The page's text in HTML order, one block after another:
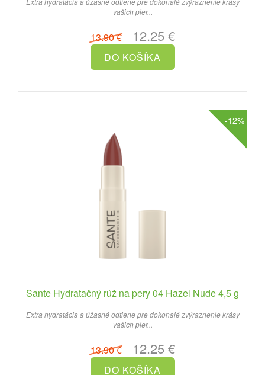
vašich pier...
13.90 €12.25 €
-12%
Sante Hydratačný rúž na pery 04 Hazel Nude 4,5 g
Extra hydratácia a úžasné odtiene pre dokonalé zvýraznenie krásy
vašich pier...
13.90 €12.25 €